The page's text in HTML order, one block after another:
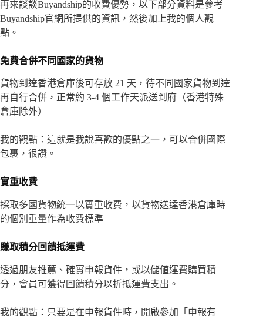
再來談談Buyandship的收費優勢，以下部分資料是參考
Buyandship官網所提供的資訊，然後加上我的個人觀
點。
免費合併不同國家的貨物
貨物到達香港倉庫後可存放 21 天，待不同國家貨物到達
再自行合併，正常約 3-4 個工作天派送到府（香港特殊
倉庫除外）
我的觀點：這就是我說喜歡的優點之一，可以合併國際
包裹，很讚。
實重收費
採取多國貨物統一以實重收費，以貨物送達香港倉庫時
的個別重量作為收費標準
賺取積分回饋抵運費
透過朋友推薦、確實申報貨件，或以儲値運費購買積
分，會員可獲得回饋積分以折抵運費支出。
我的觀點：只要是在申報貨件時，開啟參加「申報有